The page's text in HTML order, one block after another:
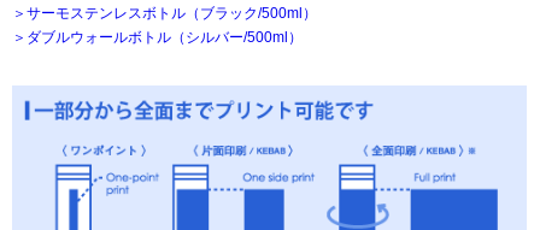
＞サーモステンレスボトル（ブラック/500ml）
＞ダブルウォールボトル（シルバー/500ml）